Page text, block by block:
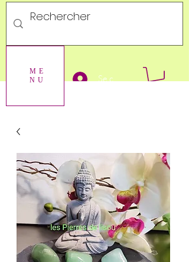
ME
NU
Se connecter